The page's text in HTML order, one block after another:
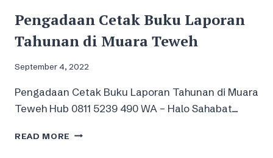
Pengadaan Cetak Buku Laporan
Tahunan di Muara Teweh
September 4, 2022
Pengadaan Cetak Buku Laporan Tahunan di Muara
Teweh Hub 0811 5239 490 WA – Halo Sahabat…
READ MORE PENGADAAN